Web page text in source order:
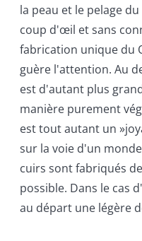
la peau et le pelage
coup d'œil et sans
fabrication unique du
guère l'attention. Au
est d'autant plus
manière purement
est tout autant un
sur la voie d'un
cuirs sont fabriqués
possible. Dans le cas
au départ une légère